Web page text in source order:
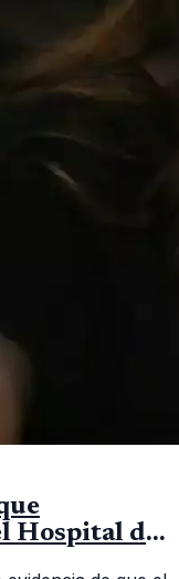
Hospital de